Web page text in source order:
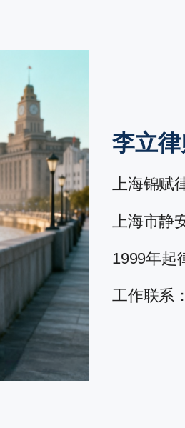
李立
上海锦赋
上海市静
1999年起
工作联系